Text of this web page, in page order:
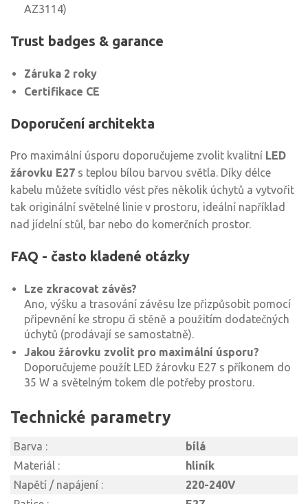
AZ3114)
Trust badges & garance
Záruka 2 roky
Certifikace CE
Doporučení architekta
Pro maximální úsporu doporučujeme zvolit kvalitní LED
žárovku E27 s teplou bílou barvou světla. Díky délce
kabelu můžete svítidlo vést přes několik úchytů a vytvořit
tak originální světelné linie v prostoru, ideální například
nad jídelní stůl, bar nebo do komerčních prostor.
FAQ - často kladené otázky
Lze zkracovat závěs?
Ano, výšku a trasování závěsu lze přizpůsobit pomocí
připevnění ke stropu či stěně a použitím dodatečných
úchytů (prodávají se samostatně).
Jakou žárovku zvolit pro maximální úsporu?
Doporučujeme použít LED žárovku E27 s příkonem do
35 W a světelným tokem dle potřeby prostoru.
Technické parametry
Barva :
bílá
Materiál :
hliník
Napětí / napájení :
220-240V